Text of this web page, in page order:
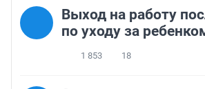
Выход на работу
по уходу за
1 853 18